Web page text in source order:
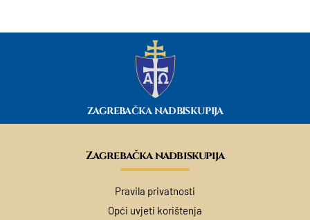
ZAGREBAČKA NADBISKUPIJA
Zagrebačka nadbiskupija
Pravila privatnosti
Opći uvjeti korištenja